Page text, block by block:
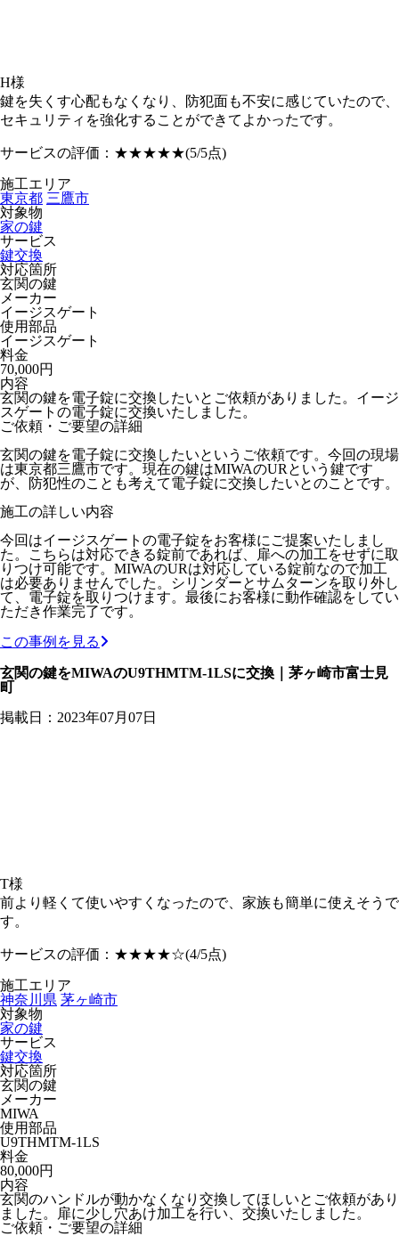
H様
鍵を失くす心配もなくなり、防犯面も不安に感じていたので、
セキュリティを強化することができてよかったです。
サービスの評価： ★★★★★(5/5点)
施工エリア
東京都 三鷹市
対象物
家の鍵
サービス
鍵交換
対応箇所
玄関の鍵
メーカー
イージスゲート
使用部品
イージスゲート
料金
70,000円
内容
玄関の鍵を電子錠に交換したいとご依頼がありました。イージ
スゲートの電子錠に交換いたしました。
ご依頼・ご要望の詳細
玄関の鍵を電子錠に交換したいというご依頼です。今回の現場
は東京都三鷹市です。現在の鍵はMIWAのURという鍵です
が、防犯性のことも考えて電子錠に交換したいとのことです。
施工の詳しい内容
今回はイージスゲートの電子錠をお客様にご提案いたしまし
た。こちらは対応できる錠前であれば、扉への加工をせずに取
りつけ可能です。MIWAのURは対応している錠前なので加工
は必要ありませんでした。シリンダーとサムターンを取り外し
て、電子錠を取りつけます。最後にお客様に動作確認をしてい
ただき作業完了です。
この事例を見る
玄関の鍵をMIWAのU9THMTM-1LSに交換｜茅ヶ崎市富士見
町
掲載日：2023年07月07日
T様
前より軽くて使いやすくなったので、家族も簡単に使えそうで
す。
サービスの評価： ★★★★☆(4/5点)
施工エリア
神奈川県 茅ヶ崎市
対象物
家の鍵
サービス
鍵交換
対応箇所
玄関の鍵
メーカー
MIWA
使用部品
U9THMTM-1LS
料金
80,000円
内容
玄関のハンドルが動かなくなり交換してほしいとご依頼があり
ました。扉に少し穴あけ加工を行い、交換いたしました。
ご依頼・ご要望の詳細